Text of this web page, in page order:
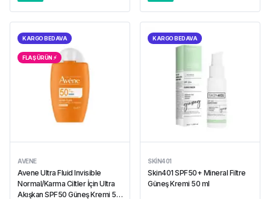
KARGO BEDAVA
FLAŞ ÜRÜN ⚡︎
AVENE
Avene Ultra Fluid Invisible
Normal/Karma Ciltler İçin Ultra
Akışkan SPF50 Güneş Kremi 50
KARGO BEDAVA
SKIN401
Skin401 SPF50+ Mineral Filtre
Güneş Kremi 50 ml